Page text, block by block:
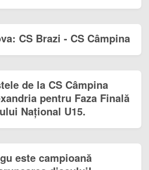
CS Brazi - CS Câmpina
de la CS Câmpina
pentru Faza Finală
Național U15.
este campioană